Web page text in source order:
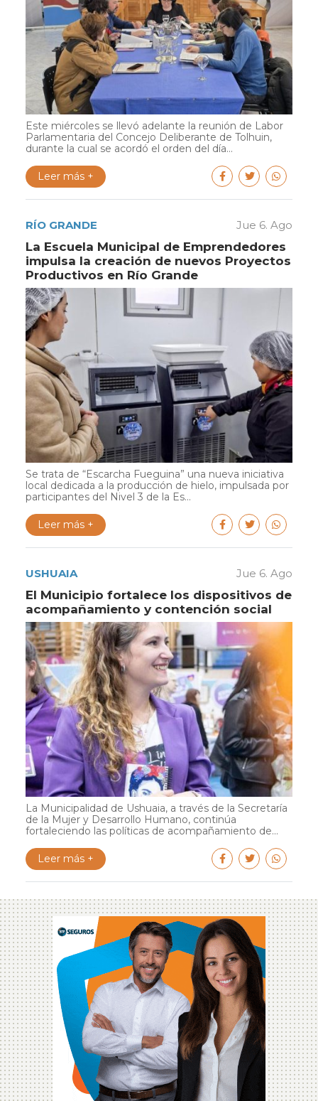
Este miércoles se llevó adelante la reunión de Labor
Parlamentaria del Concejo Deliberante de Tolhuin,
durante la cual se acordó el orden del día...
Leer más +
RÍO GRANDE Jue 6. Ago
La Escuela Municipal de Emprendedores
impulsa la creación de nuevos Proyectos
Productivos en Río Grande
Se trata de “Escarcha Fueguina” una nueva iniciativa
local dedicada a la producción de hielo, impulsada por
participantes del Nivel 3 de la Es...
Leer más +
USHUAIA Jue 6. Ago
El Municipio fortalece los dispositivos de
acompañamiento y contención social
La Municipalidad de Ushuaia, a través de la Secretaría
de la Mujer y Desarrollo Humano, continúa
fortaleciendo las políticas de acompañamiento de...
Leer más +